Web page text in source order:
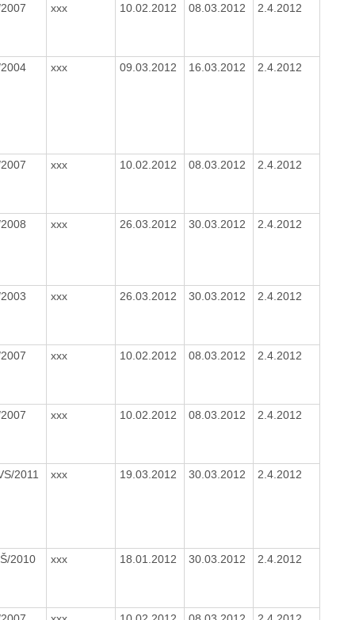
xxx 10.02.2012 08.03.2012 2.4.2012
xxx 09.03.2012 16.03.2012 2.4.2012
xxx 10.02.2012 08.03.2012 2.4.2012
xxx 26.03.2012 30.03.2012 2.4.2012
xxx 26.03.2012 30.03.2012 2.4.2012
xxx 10.02.2012 08.03.2012 2.4.2012
xxx 10.02.2012 08.03.2012 2.4.2012
2011 xxx 19.03.2012 30.03.2012 2.4.2012
2010 xxx 18.01.2012 30.03.2012 2.4.2012